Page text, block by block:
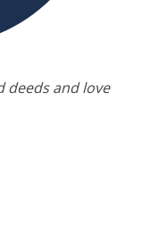
deeds and love